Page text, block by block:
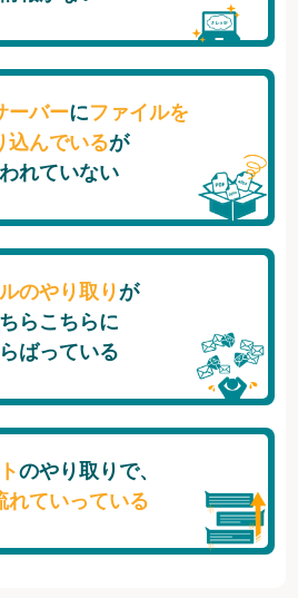
ーバーにファイルを
込んでいるが
れていない
のやり取り が
らこちらに
ばっている
のやり取りで、
れていっている